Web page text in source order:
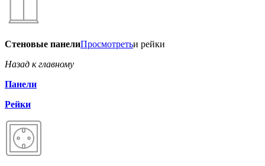
Стеновые панелиПросмотретьи рейки
Назад к главному
Панели
Рейки